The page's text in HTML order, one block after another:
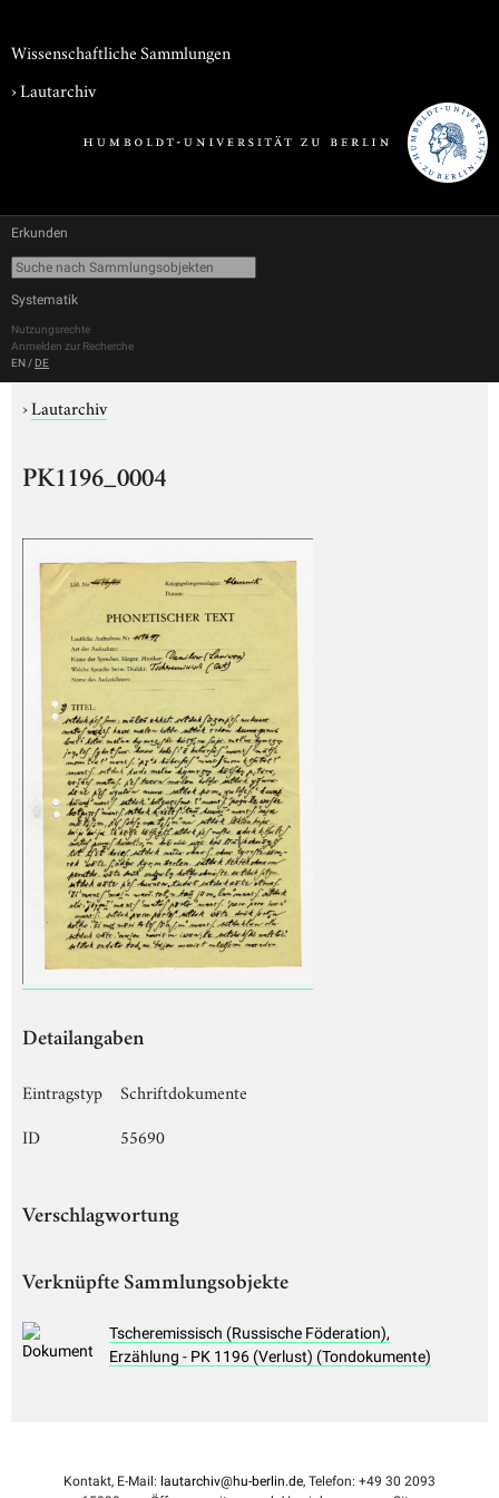
Wissenschaftliche Sammlungen
›Lautarchiv
Erkunden
Systematik
Nutzungsrechte
Anmelden zur Recherche
EN / DE
›Lautarchiv
PK1196_0004
Detailangaben
Eintragstyp
Schriftdokumente
ID
55690
Verschlagwortung
Verknüpfte Sammlungsobjekte
Tscheremissisch (Russische Föderation),
Erzählung - PK 1196 (Verlust) (Tondokumente)
Kontakt, E-Mail: lautarchiv@hu-berlin.de, Telefon: +49 30 2093